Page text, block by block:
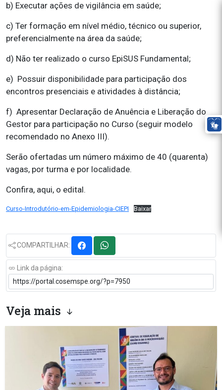
b) Executar ações de vigilância em saúde;
c) Ter formação em nível médio, técnico ou superior,
preferencialmente na área da saúde;
d) Não ter realizado o curso EpiSUS Fundamental;
e) Possuir disponibilidade para participação dos
encontros presenciais e atividades à distância;
f) Apresentar Declaração de Anuência e Liberação do
Gestor para participação no Curso (seguir modelo
recomendado no Anexo III).
Serão ofertadas um número máximo de 40 (quarenta)
vagas, por turma e por localidade.
Confira, aqui, o edital.
Curso-Introdutório-em-Epidemiologia-CIEPI Baixar
COMPARTILHAR:
Link da página:
Veja mais